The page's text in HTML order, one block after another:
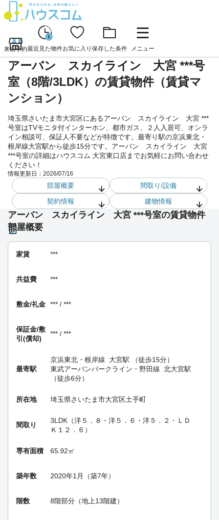
来店予約
1
最近見た物件お気に入り 保存した条件 メニュー
アーバン スカイライン 大宮 ***号
室（8階/3LDK）の賃貸物件（賃貸マ
ンション）
埼玉県さいたま市大宮区にあるアーバン スカイライン 大宮 ***
号室はTVモニタ付インターホン、都市ガス、２人入居可、オンラ
イン相談可、保証人不要などが特徴です。最寄り駅の京浜東北・
根岸線大宮駅から徒歩15分です。アーバン スカイライン 大宮
***号室の詳細はハウスコム 大宮東口店までお気軽にお問い合わせ
ください！
情報更新日： 2026/07/16
部屋概要
間取り/設備
契約情報
建物情報
アーバン スカイライン 大宮 ***号室の賃貸物件
部屋概要
家賃 ***
共益費 ***
敷金/礼金 *** / ***
保証金/敷
引(償却)
*** / ***
最寄駅
京浜東北・根岸線 大宮駅 （徒歩15分）
東武アーバンパークライン・野田線 北大宮駅
（徒歩6分）
所在地 埼玉県さいたま市大宮区土手町
間取り
3LDK（洋５．８・洋５．６・洋５．２・ＬＤ
Ｋ１２．６）
専有面積 65.92㎡
築年数 2020年1月（築7年）
階数 8階部分（地上13階建）